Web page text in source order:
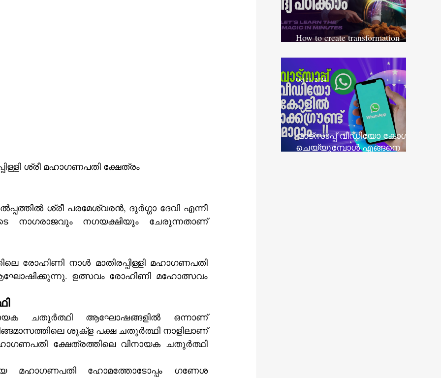
ശ്രീ മഹാഗണപതി ക്ഷേത്രം
ശ്രീ പരമേശ്വരൻ, ദുർഗ്ഗാ ദേവി എന്നീ
നാഗരാജവും നഗയക്ഷിയും ചേരുന്നതാണ്‌
രോഹിണി നാൾ മാതിരപ്പിള്ളി മഹാഗണപതി
ആഘോഷിക്കുന്നു. ഉത്സവം രോഹിണി മഹോത്സവം
ചതുർത്ഥി ആഘോഷങ്ങളിൽ ഒന്നാണ്‌
ശുക്ള പക്ഷ ചതുർത്ഥി നാളിലാണ്‌
ക്ഷേത്രത്തിലെ വിനായക ചതുർത്ഥി
മഹാഗണപതി ഹോമത്തോടോപ്പം ഗണേശ
How to create transformation
വാട്സാപ്പ് വീഡിയോ കോൾ
ചെയ്യുമ്പോൾ എങ്ങനെ
Oct 23, 2024